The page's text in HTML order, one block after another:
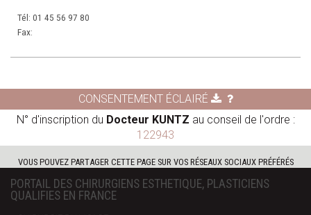
Tél: 01 45 56 97 80
Fax:
CONSENTEMENT ÉCLAIRÉ
N° d'inscription du Docteur KUNTZ au conseil de l'ordre :
122943
VOUS POUVEZ PARTAGER CETTE PAGE SUR VOS RÉSEAUX SOCIAUX PRÉFÉRÉS
PORTAIL DES CHIRURGIENS ESTHETIQUE, PLASTICIENS
QUALIFIES EN FRANCE